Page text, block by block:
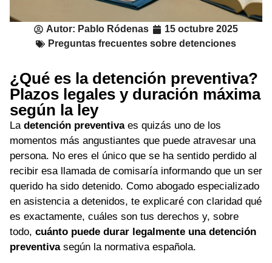
Autor: Pablo Ródenas
15 octubre 2025
Preguntas frecuentes sobre detenciones
¿Qué es la detención preventiva?
Plazos legales y duración máxima
según la ley
La detención preventivaes quizás uno de los
momentos más angustiantes que puede atravesar una
persona. No eres el único que se ha sentido perdido al
recibir esa llamada de comisaría informando que un ser
querido ha sido detenido. Como abogado especializado
en asistencia a detenidos, te explicaré con claridad qué
es exactamente, cuáles son tus derechos y, sobre
todo, cuánto puede durar legalmente una detención
preventivasegún la normativa española.